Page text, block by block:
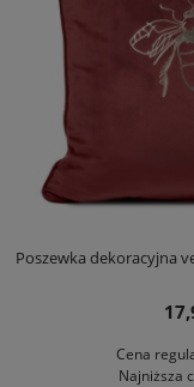
Poszewka dekoracyjna
Cena
Najniższa